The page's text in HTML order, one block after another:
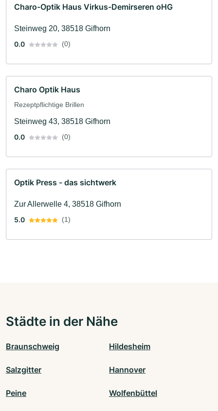
Charo-Optik Haus Virkus-Demirseren oHG
Steinweg 20, 38518 Gifhorn
0.0
(0)
Charo Optik Haus
Rezeptpflichtige Brillen
Steinweg 43, 38518 Gifhorn
0.0
(0)
Optik Press - das sichtwerk
Zur Allerwelle 4, 38518 Gifhorn
5.0
(1)
Städte in der Nähe
Braunschweig Hildesheim
Salzgitter Hannover
Peine Wolfenbüttel